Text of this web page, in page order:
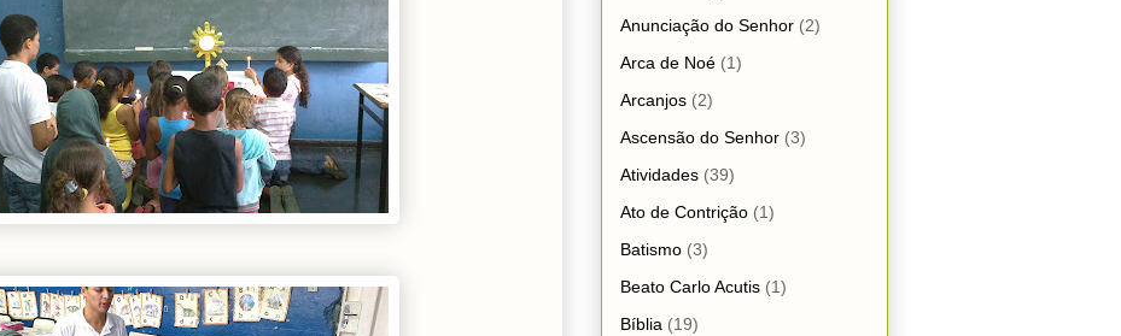
Anunciação do Senhor (2)
Arca de Noé (1)
Arcanjos (2)
Ascensão do Senhor (3)
Atividades (39)
Ato de Contrição (1)
Batismo (3)
Beato Carlo Acutis (1)
Bíblia (19)